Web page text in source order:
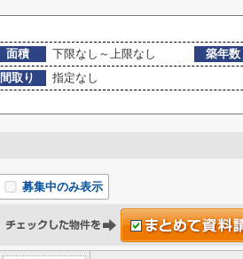
面積 下限なし～上限なし 築年数
間取り
指定なし
募集中のみ表示